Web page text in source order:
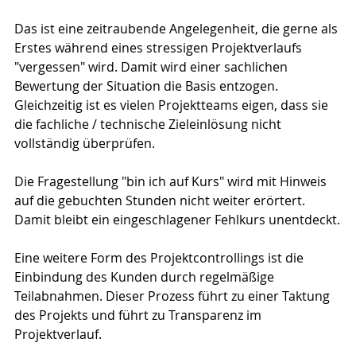
Das ist eine zeitraubende Angelegenheit, die gerne als
Erstes während eines stressigen Projektverlaufs
"vergessen" wird. Damit wird einer sachlichen
Bewertung der Situation die Basis entzogen.
Gleichzeitig ist es vielen Projektteams eigen, dass sie
die fachliche / technische Zieleinlösung nicht
vollständig überprüfen.
Die Fragestellung "bin ich auf Kurs" wird mit Hinweis
auf die gebuchten Stunden nicht weiter erörtert.
Damit bleibt ein eingeschlagener Fehlkurs unentdeckt.
Eine weitere Form des Projektcontrollings ist die
Einbindung des Kunden durch regelmäßige
Teilabnahmen. Dieser Prozess führt zu einer Taktung
des Projekts und führt zu Transparenz im
Projektverlauf.